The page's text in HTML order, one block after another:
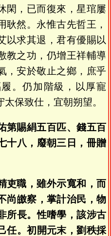
閑，已而復來，星琯屢
耿然。永惟古先哲王，
以求其退，君有優賜以
教之功，仍增王祥輔導
，安於敬止之鄉，庶乎
。仍加階級，以厚寵
保致仕，宜朝朔望。
第賜絹五百匹、錢五百
十八，廢朝三日，冊贈
吏職，雖外示寬和，而
尚皦察，掌計治民，物
所長。性嗜學，該涉古
任。初開元末，劉秩採